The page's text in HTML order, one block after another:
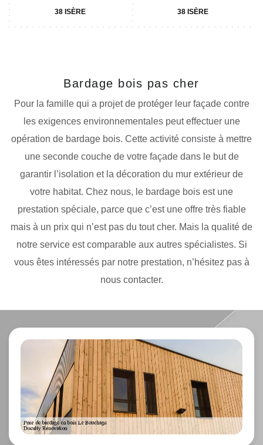
38 ISÈRE 38 ISÈRE
Bardage bois pas cher
Pour la famille qui a projet de protéger leur façade contre
les exigences environnementales peut effectuer une
opération de bardage bois. Cette activité consiste à mettre
une seconde couche de votre façade dans le but de
garantir l’isolation et la décoration du mur extérieur de
votre habitat. Chez nous, le bardage bois est une
prestation spéciale, parce que c’est une offre très fiable
mais à un prix qui n’est pas du tout cher. Mais la qualité de
notre service est comparable aux autres spécialistes. Si
vous êtes intéressés par notre prestation, n’hésitez pas à
nous contacter.